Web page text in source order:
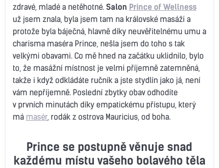
zdravé, mladé a netěhotné. Salon Prince of Wellness
už jsem znala, byla jsem tam na královské masáži a
protože byla báječná, hlavně díky neuvěřitelnému umu a
charisma maséra Prince, nešla jsem do toho s tak
velkými obavami. Co mě hned na začátku uklidnilo, bylo
to, že masážní místnost je velmi příjemně zatemněná,
takže i když odkládáte ručník a jste stydlín jako já, není
vám nepříjemně. Poslední zbytky obav odhodíte
v prvních minutách díky empatickému přístupu, který
má masér , rodák z ostrova Mauricius, od boha.
Prince se postupně věnuje snad
každému místu vašeho bolavého těla